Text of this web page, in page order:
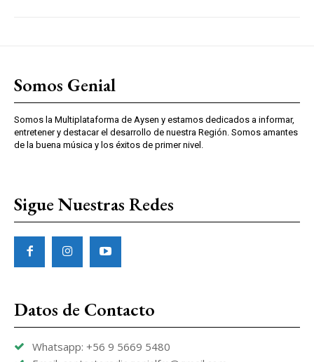
Somos Genial
Somos la Multiplataforma de Aysen y estamos dedicados a informar,
entretener y destacar el desarrollo de nuestra Región. Somos amantes
de la buena música y los éxitos de primer nivel.
Sigue Nuestras Redes
Datos de Contacto
Whatsapp: +56 9 5669 5480